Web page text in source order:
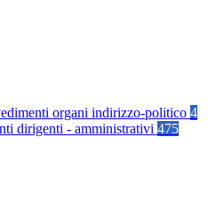
organi indirizzo-politico 4
dirigenti - amministrativi 475